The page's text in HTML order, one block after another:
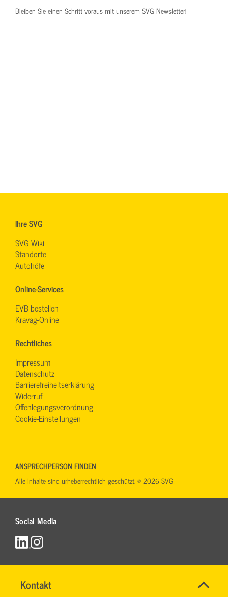
Kontakt
RONALD
Name*
Bleiben Sie einen Schritt voraus mit unserem SVG Newsletter!
Ihre SVG
SVG-Wiki
Standorte
Autohöfe
Online-Services
EVB bestellen
Kravag-Online
Rechtliches
Impressum
Datenschutz
Barrierefreiheitserklärung
Widerruf
Offenlegungsverordnung
Cookie-Einstellungen
Social Media
ANSPRECHPERSON FINDEN
Alle Inhalte sind urheberrechtlich geschützt. © 2026 SVG